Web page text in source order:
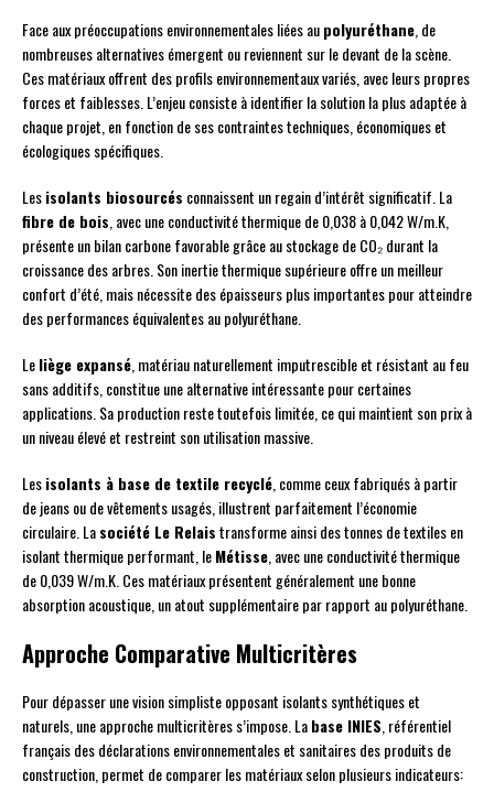
Face aux préoccupations environnementales liées aupolyuréthane , de
nombreuses alternatives émergent ou reviennent sur le devant de la scène.
Ces matériaux offrent des profils environnementaux variés, avec leurs propres
forces et faiblesses. L’enjeu consiste à identifier la solution la plus adaptée à
chaque projet, en fonction de ses contraintes techniques, économiques et
écologiques spécifiques.
Lesisolants biosourcés connaissent un regain d’intérêt significatif. La
fibre de bois , avec une conductivité thermique de 0,038 à 0,042 W/m.K,
présente un bilan carbone favorable grâce au stockage de CO₂ durant la
croissance des arbres. Son inertie thermique supérieure offre un meilleur
confort d’été, mais nécessite des épaisseurs plus importantes pour atteindre
des performances équivalentes au polyuréthane.
Leliège expansé , matériau naturellement imputrescible et résistant au feu
sans additifs, constitue une alternative intéressante pour certaines
applications. Sa production reste toutefois limitée, ce qui maintient son prix à
un niveau élevé et restreint son utilisation massive.
Lesisolants à base de textile recyclé , comme ceux fabriqués à partir
de jeans ou de vêtements usagés, illustrent parfaitement l’économie
circulaire. Lasociété Le Relaistransforme ainsi des tonnes de textiles en
isolant thermique performant, leMétisse , avec une conductivité thermique
de 0,039 W/m.K. Ces matériaux présentent généralement une bonne
absorption acoustique, un atout supplémentaire par rapport au polyuréthane.
Approche Comparative Multicritères
Pour dépasser une vision simpliste opposant isolants synthétiques et
naturels, une approche multicritères s’impose. Labase INIES , référentiel
français des déclarations environnementales et sanitaires des produits de
construction, permet de comparer les matériaux selon plusieurs indicateurs: